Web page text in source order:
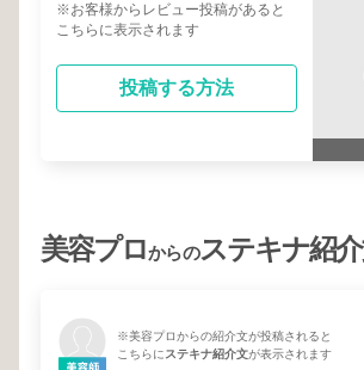
※お客様からレビュー投稿があると
こちらに表示されます
投稿する方法
美容プロからのステキナ紹
※美容プロからの紹介文が投稿されると
こちらにステキナ紹介文が表示されます